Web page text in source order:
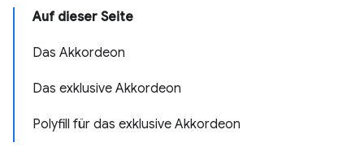
Auf dieser Seite
Das Akkordeon
Das exklusive Akkordeon
Polyfill für das exklusive Akkordeon